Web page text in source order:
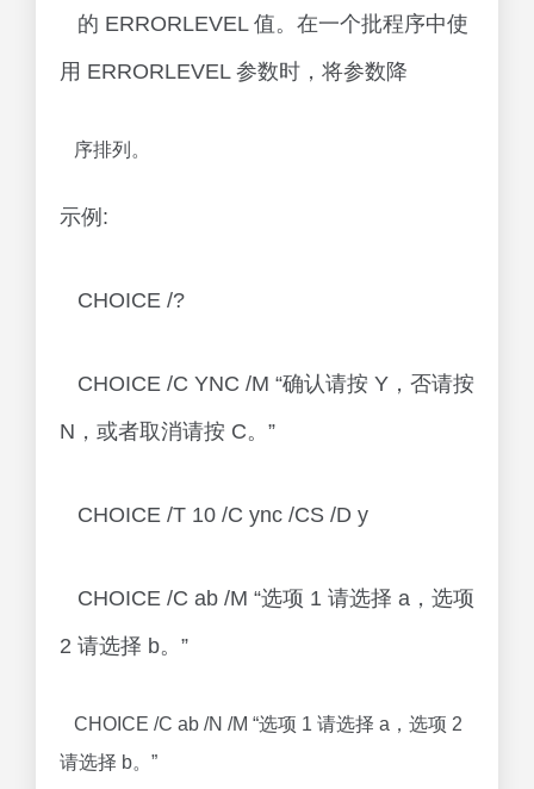
的 ERRORLEVEL 值。在一个批程序中使
用 ERRORLEVEL 参数时，将参数降
序排列。
示例:
CHOICE /?
CHOICE /C YNC /M “确认请按 Y，否请按
N，或者取消请按 C。”
CHOICE /T 10 /C ync /CS /D y
CHOICE /C ab /M “选项 1 请选择 a，选项
2 请选择 b。”
CHOICE /C ab /N /M “选项 1 请选择 a，选项 2
请选择 b。”